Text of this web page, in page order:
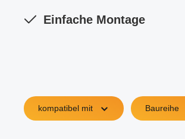
Einfache Montage
kompatibel mit Baureihe